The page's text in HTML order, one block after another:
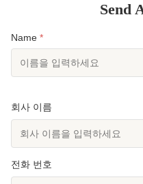
활동이든 당사의 네오프렌 소
을 유지하기 위한 안정적인 보
Send
Name *
회사 이름
전화 번호